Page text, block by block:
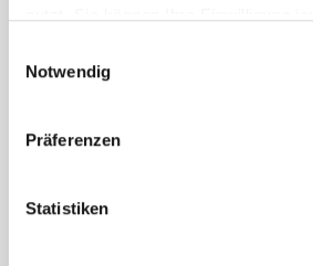
Trigger Symbol ändern oder
Informationen über Ihre
können
bestimmten Merkmalen
Notwendig
Präferenzen
Statistiken